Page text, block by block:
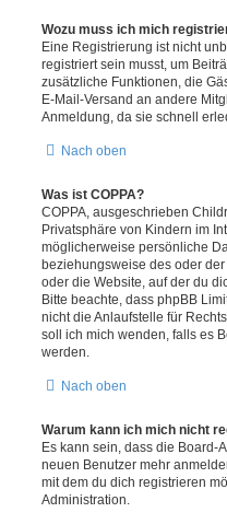
Wozu muss ich mich
Eine Registrierung ist nicht
registriert sein musst, um
zusätzliche Funktionen, die
E-Mail-Versand an andere
Anmeldung, da sie schnell
Nach oben
Was ist COPPA?
COPPA, ausgeschrieben
Privatsphäre von Kindern im
möglicherweise persönliche
beziehungsweise des oder
oder die Website, auf der du
Bitte beachte, dass phpBB
nicht die Anlaufstelle für
soll ich mich wenden, falls es
werden.
Nach oben
Warum kann ich mich nicht
Es kann sein, dass die Board-
neuen Benutzer mehr
mit dem du dich registrieren
Administration.